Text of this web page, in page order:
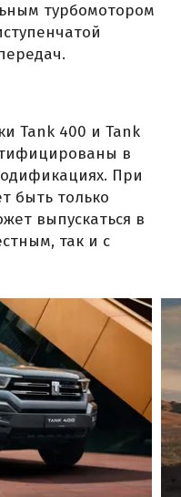
турбомотором
Tank 400 и Tank
в
При
быть только
выпускаться в
так и с